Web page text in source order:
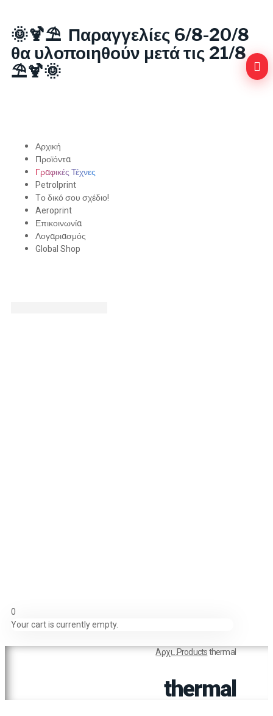
🌞🍹⛱️ Παραγγελίες 6/8-20/8
θα υλοποιηθούν μετά τις 21/8
⛱️🍹🌞
Αρχική
Προϊόντα
Γραφικές Τέχνες
Petrolprint
Tο δικό σου σχέδιο!
Aeroprint
Επικοινωνία
Λογαριασμός
Global Shop
0
Your cart is currently empty.
Αρχι...Productsthermal
thermal